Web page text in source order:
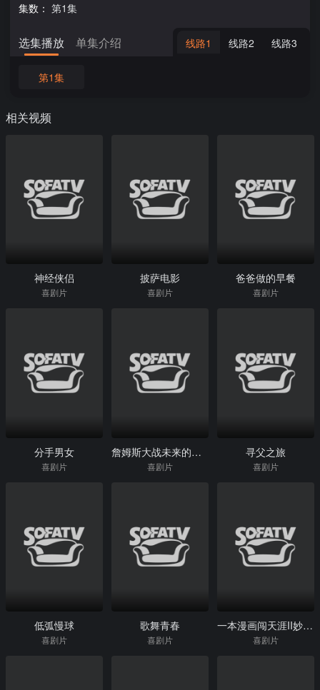
集数： 第1集
选集播放 单集介绍 线路1 线路2 线路3
第1集
相关视频
神经侠侣
喜剧片
披萨电影
喜剧片
爸爸做的早餐
喜剧片
分手男女
喜剧片
詹姆斯大战未来的自己
喜剧片
寻父之旅
喜剧片
低弧慢球
喜剧片
歌舞青春
喜剧片
一本漫画闯天涯II妙想天开
喜剧片